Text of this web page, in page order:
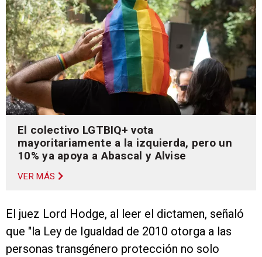
El colectivo LGTBIQ+ vota
mayoritariamente a la izquierda, pero un
10% ya apoya a Abascal y Alvise
VER MÁS
El juez Lord Hodge, al leer el dictamen, señaló
que "la Ley de Igualdad de 2010 otorga a las
personas transgénero protección no solo